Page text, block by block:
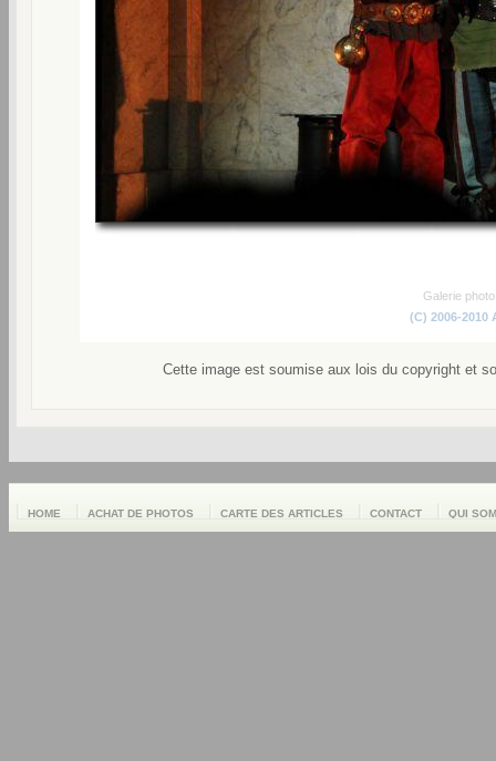
Galerie
(C) 2006-2010
Cette image est soumise aux lois du copyright et
HOME ACHAT DE PHOTOS CARTE DES ARTICLES CONTACT QUI